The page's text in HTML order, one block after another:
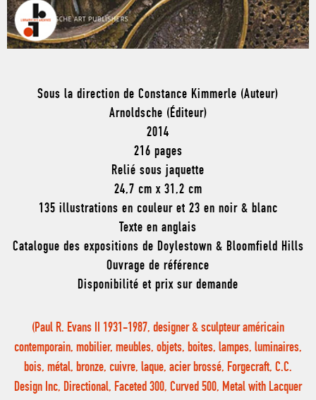
Sous la direction de Constance Kimmerle (Auteur)
Arnoldsche (Éditeur)
2014
216 pages
Relié sous jaquette
24,7 cm x 31,2 cm
135 illustrations en couleur et 23 en noir & blanc
Texte en anglais
Catalogue des expositions de Doylestown & Bloomfield Hills
Ouvrage de référence
Disponibilité et prix sur demande
(Paul R. Evans II 1931-1987, designer & sculpteur américain
contemporain, mobilier, meubles, objets, boites, lampes, luminaires,
bois, métal, bronze, cuivre, laque, acier brossé, Forgecraft, C.C.
Design Inc, Directional, Faceted 300, Curved 500, Metal with Lacquer